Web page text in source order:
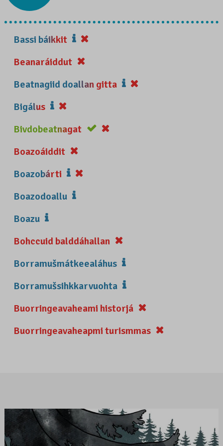
Bassi báikkit
Beanaráiddut
Beatnagiid doallan gitta
Bigálus
Bivdobeatnagat
Boazoáiddit
Boazobárti
Boazodoallu
Boazu
Bohccuid balddáhallan
Borramušmátkeealáhus
Borramušsihkkarvuohta
Buorringeavaheami historjá
Buorringeavaheapmi turismmas